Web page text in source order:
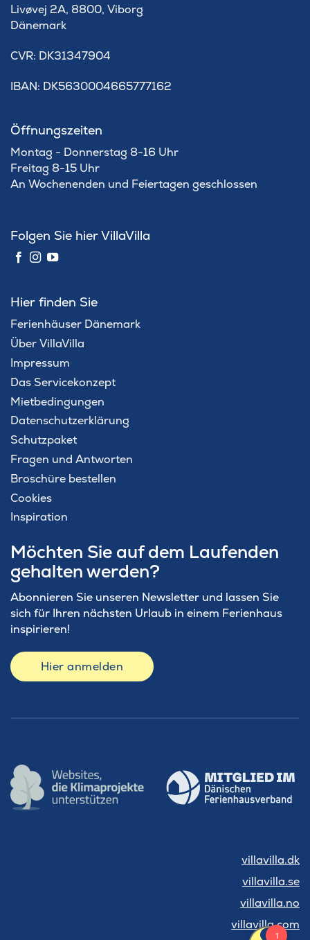
Livøvej 2A, 8800, Viborg
Dänemark
​CVR: DK31347904
IBAN: DK5630004665777162
Öffnungszeiten
Montag - Donnerstag 8-16 Uhr
Freitag 8-15 Uhr
An Wochenenden und Feiertagen geschlossen
Folgen Sie hier VillaVilla
Hier finden Sie
Ferienhäuser Dänemark
Über VillaVilla
Impressum
Das Servicekonzept
Mietbedingungen
Datenschutzerklärung
Schutzpaket
Fragen und Antworten
Broschüre bestellen
Cookies
Inspiration
Möchten Sie auf dem Laufenden
gehalten werden?
Abonnieren Sie unseren Newsletter und lassen Sie
sich für Ihren nächsten Urlaub in einem Ferienhaus
inspirieren!
Hier anmelden
villavilla.dk
villavilla.se
villavilla.no
villavilla.com